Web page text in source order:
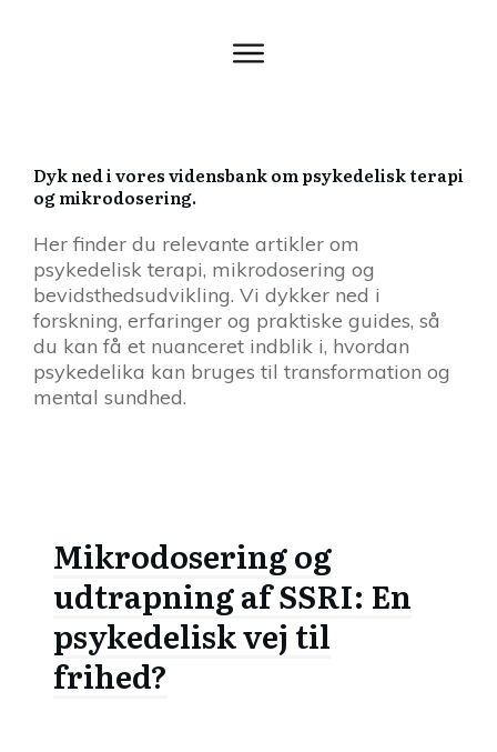
Dyk ned i vores vidensbank om psykedelisk terapi
og mikrodosering.
Her finder du relevante artikler om
psykedelisk terapi, mikrodosering og
bevidsthedsudvikling. Vi dykker ned i
forskning, erfaringer og praktiske guides, så
du kan få et nuanceret indblik i, hvordan
psykedelika kan bruges til transformation og
mental sundhed.
Mikrodosering og
udtrapning af SSRI: En
psykedelisk vej til
frihed?